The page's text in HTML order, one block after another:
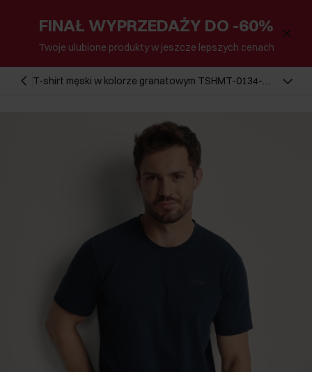
FINAŁ WYPRZEDAŻY DO -60%
Twoje ulubione produkty w jeszcze lepszych cenach
T-shirt męski w kolorze granatowym TSHMT-0134-